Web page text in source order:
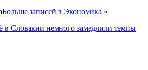
Больше записей в Экономика »
в Словакии немного замедлили темпы